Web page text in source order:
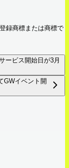
録商標または商標で
ービス開始日が3月
GWイベント開